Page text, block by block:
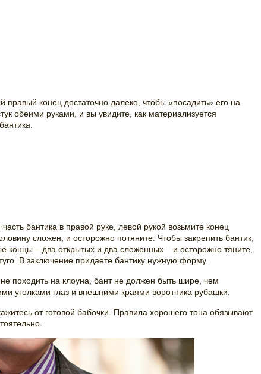
правый конец достаточно далеко, чтобы «посадить» его на
обеими руками, и вы увидите, как материализуется
бантика в правой руке, левой рукой возьмите конец
сложен, и осторожно потяните. Чтобы закрепить бантик,
концы – два открытых и два сложенных – и осторожно тяните,
В заключение придаете бантику нужную форму.
походить на клоуна, бант не должен быть шире, чем
уголками глаз и внешними краями воротника рубашки.
от готовой бабочки. Правила хорошего тона обязывают